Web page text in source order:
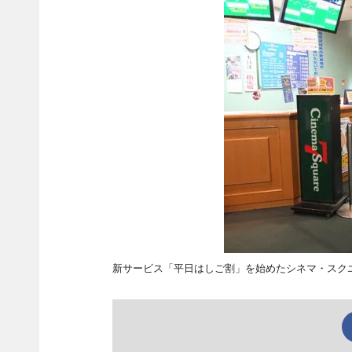
新サービス「平日はしご割」を始めたシネマ・スク